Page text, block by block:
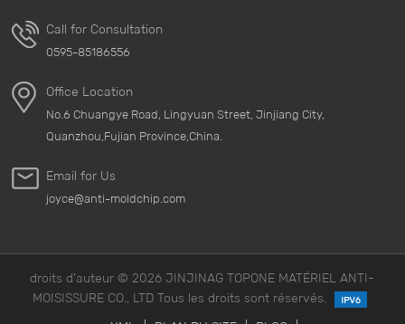
Call for Consultation
0595-85186556
Office Location
No.6 Chuangye Road, Lingyuan Street, Jinjiang City,
Quanzhou,Fujian Province,China.
Email for Us
joyce@anti-moldchip.com
droits d'auteur © 2026 JINJINAG TOPONE MATÉRIEL ANTI-
MOISISSURE CO., LTD Tous les droits sont réservés.